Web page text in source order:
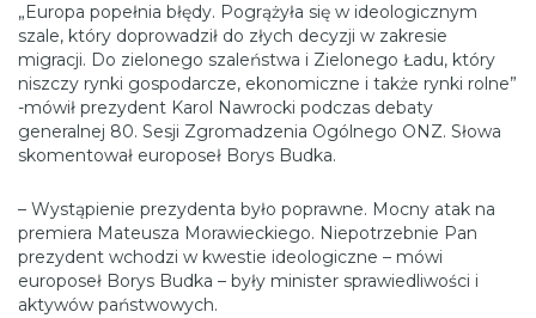
„Europa popełnia błędy. Pogrążyła się w ideologicznym
szale, który doprowadził do złych decyzji w zakresie
migracji. Do zielonego szaleństwa i Zielonego Ładu, który
niszczy rynki gospodarcze, ekonomiczne i także rynki rolne”
-mówił prezydent Karol Nawrocki podczas debaty
generalnej 80. Sesji Zgromadzenia Ogólnego ONZ. Słowa
skomentował europoseł Borys Budka.
– Wystąpienie prezydenta było poprawne. Mocny atak na
premiera Mateusza Morawieckiego. Niepotrzebnie Pan
prezydent wchodzi w kwestie ideologiczne – mówi
europoseł Borys Budka – były minister sprawiedliwości i
aktywów państwowych.